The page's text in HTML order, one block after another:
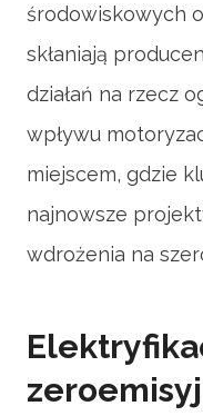
środowiskowych
skłaniają
działań na rzecz
wpływu
miejscem, gdzie
najnowsze
wdrożenia na